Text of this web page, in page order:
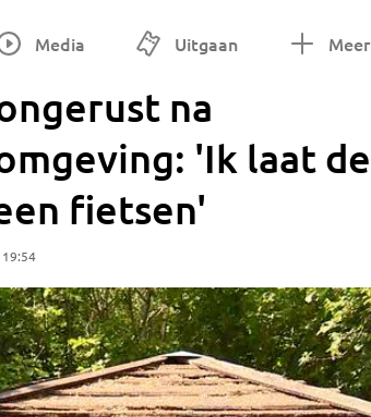
Media Uitgaan Meer
na
'Ik laat de
fietsen'